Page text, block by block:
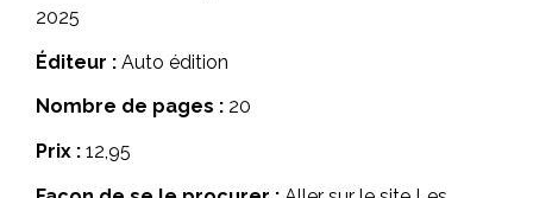
2025
Éditeur : Auto édition
Nombre de pages : 20
Prix : 12,95